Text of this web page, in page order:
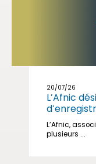
20/07/26
L’Afnic
L’Afnic,
plusieurs ...